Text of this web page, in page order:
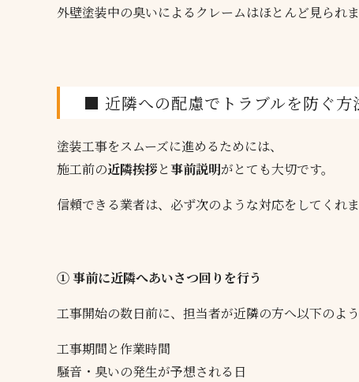
外壁塗装中の臭いによるクレームはほとんど見られま
■ 近隣への配慮でトラブルを防ぐ方
塗装工事をスムーズに進めるためには、
施工前の近隣挨拶と事前説明がとても大切です。
信頼できる業者は、必ず次のような対応をしてくれま
① 事前に近隣へあいさつ回りを行う
工事開始の数日前に、担当者が近隣の方へ以下のよう
工事期間と作業時間
騒音・臭いの発生が予想される日